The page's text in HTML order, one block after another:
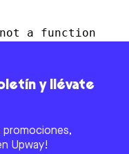
a function
y llévate
promociones,
Upway!